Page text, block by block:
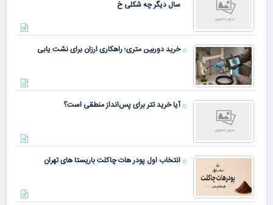
سال دیگر چه شکلی خ
خرید دوربین متری؛ راهکاری ارزان برای نشت یابی
آیا خرید تتر برای پس‌انداز منطقی است؟
انتخاب اول پودر هات چاکلت باریستا های تهران